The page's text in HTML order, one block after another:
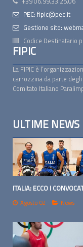
PEC: fipic@pec.it
Gestione sito:
Codice Destinatario
FIPIC
La FIPIC è
carrozzina da parte
Comitato Italiano
ULTIME NEWS
ITALIA: ECCO I
Agosto 02 News